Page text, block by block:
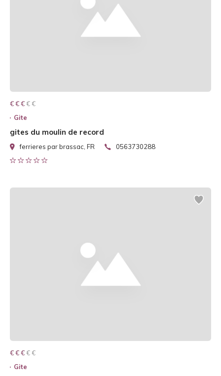
€ € € € €
€ € €
Gite
gites du moulin de record
ferrieres par brassac, FR 0563730288
€ € € € €
€ € €
Gite